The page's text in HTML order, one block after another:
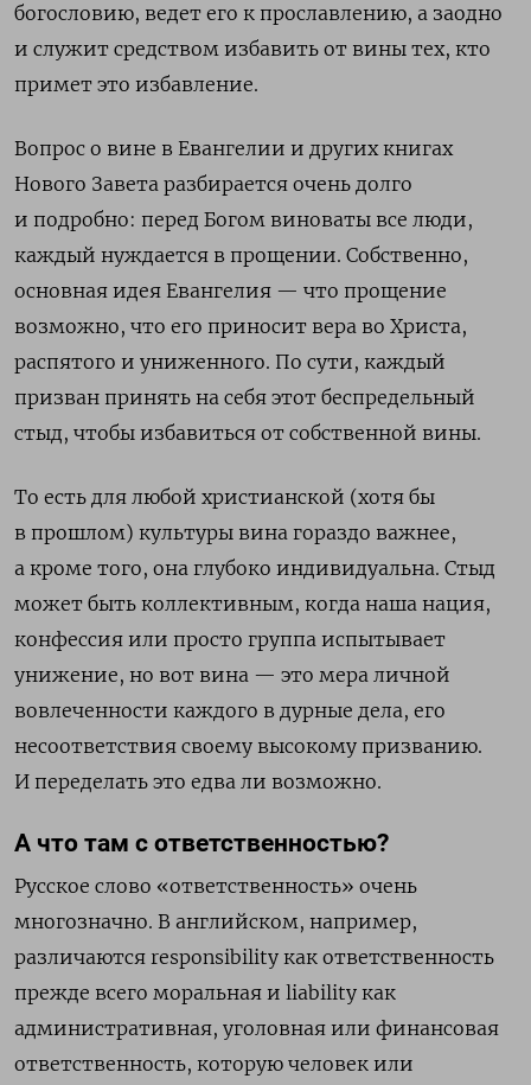
богословию, ведет его к прославлению, а заодно
и служит средством избавить от вины тех, кто
примет это избавление.
Вопрос о вине в Евангелии и других книгах
Нового Завета разбирается очень долго
и подробно: перед Богом виноваты все люди,
каждый нуждается в прощении. Собственно,
основная идея Евангелия — что прощение
возможно, что его приносит вера во Христа,
распятого и униженного. По сути, каждый
призван принять на себя этот беспредельный
стыд, чтобы избавиться от собственной вины.
То есть для любой христианской (хотя бы
в прошлом) культуры вина гораздо важнее,
а кроме того, она глубоко индивидуальна. Стыд
может быть коллективным, когда наша нация,
конфессия или просто группа испытывает
унижение, но вот вина — это мера личной
вовлеченности каждого в дурные дела, его
несоответствия своему высокому призванию.
И переделать это едва ли возможно.
А что там с ответственностью?
Русское слово «ответственность» очень
многозначно. В английском, например,
различаются responsibility как ответственность
прежде всего моральная и liability как
административная, уголовная или финансовая
ответственность, которую человек или